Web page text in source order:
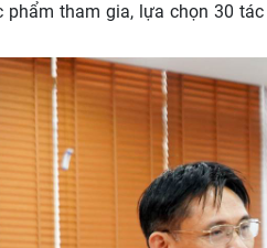
phẩm tham gia, lựa chọn 30